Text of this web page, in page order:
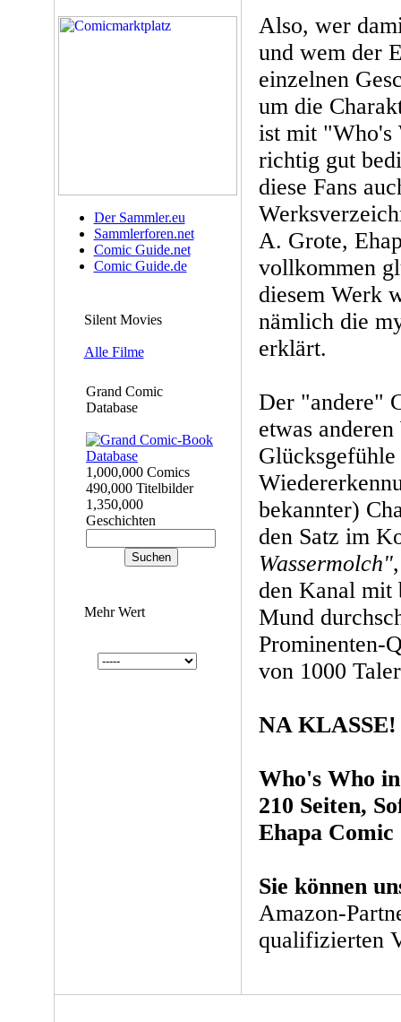
Der Sammler.eu
Sammlerforen.net
Comic Guide.net
Comic Guide.de
Silent Movies
Alle Filme
Grand Comic
Database
1,000,000 Comics
490,000 Titelbilder
1,350,000
Geschichten
Mehr Wert
Also, wer
und wem der
einzelnen
um die
ist mit "Who's
richtig gut
diese Fans
A. Grote,
vollkommen
diesem Werk
nämlich die
erklärt.
Der "andere"
etwas
bekannter)
den Satz im
Wassermolch"
den Kanal mit
Mund
Prominenten-
von 1000
NA KLASSE!
Who's Who
210 Seiten,
Ehapa
Sie können
Amazon-
qualifizierten